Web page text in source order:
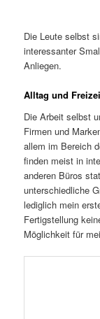
Die Leute selbst
interessanter
Anliegen.
Alltag und
Die Arbeit selbst
Firmen und
allem im Bereich
finden meist in
anderen Büros
unterschiedliche
lediglich mein
Fertigstellung
Möglichkeit für